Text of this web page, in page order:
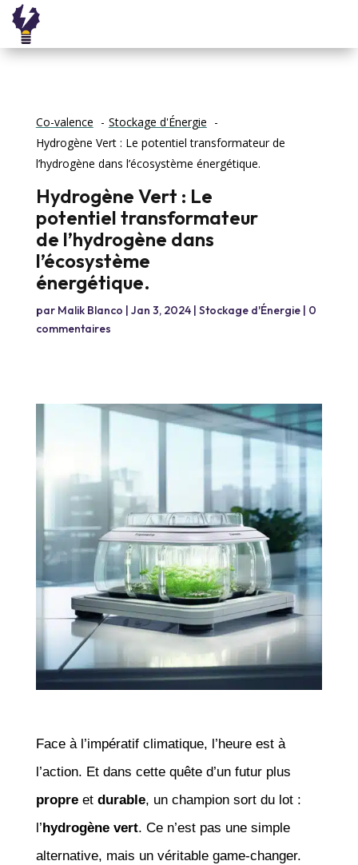
Co-valence
Stockage d'Énergie
Hydrogène Vert : Le potentiel transformateur de
l’hydrogène dans l’écosystème énergétique.
Hydrogène Vert : Le
potentiel transformateur
de l’hydrogène dans
l’écosystème
énergétique.
par Malik Blanco | Jan 3, 2024| Stockage d'Énergie| 0
commentaires
Face à l’impératif climatique, l’heure est à
l’action. Et dans cette quête d’un futur plus
propreet durable, un champion sort du lot :
l’ hydrogène vert. Ce n’est pas une simple
alternative, mais un véritable game-changer.